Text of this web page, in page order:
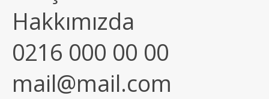
Hakkımızda
0216 000 00 00
mail@mail.com